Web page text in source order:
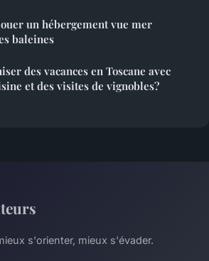
un hébergement vue mer
baleines
des vacances en Toscane avec
et des visites de vignobles?
s'orienter, mieux s'évader.